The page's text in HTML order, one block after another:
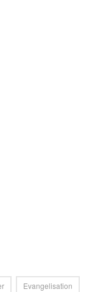
Evangelisation